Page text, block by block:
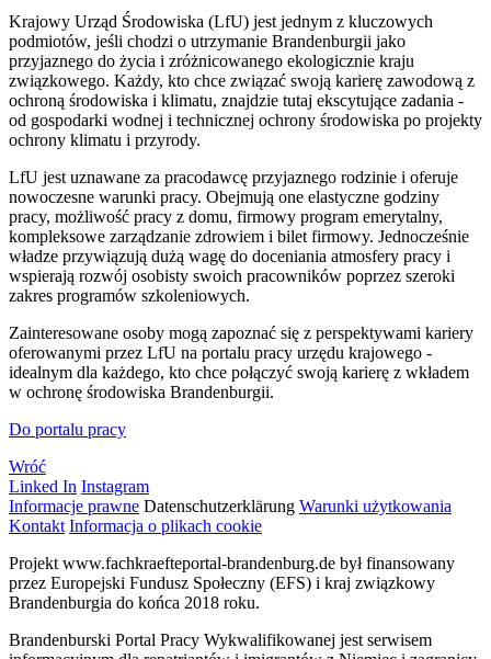
Krajowy Urząd Środowiska (LfU) jest jednym z kluczowych
podmiotów, jeśli chodzi o utrzymanie Brandenburgii jako
przyjaznego do życia i zróżnicowanego ekologicznie kraju
związkowego. Każdy, kto chce związać swoją karierę zawodową z
ochroną środowiska i klimatu, znajdzie tutaj ekscytujące zadania -
od gospodarki wodnej i technicznej ochrony środowiska po projekty
ochrony klimatu i przyrody.
LfU jest uznawane za pracodawcę przyjaznego rodzinie i oferuje
nowoczesne warunki pracy. Obejmują one elastyczne godziny
pracy, możliwość pracy z domu, firmowy program emerytalny,
kompleksowe zarządzanie zdrowiem i bilet firmowy. Jednocześnie
władze przywiązują dużą wagę do doceniania atmosfery pracy i
wspierają rozwój osobisty swoich pracowników poprzez szeroki
zakres programów szkoleniowych.
Zainteresowane osoby mogą zapoznać się z perspektywami kariery
oferowanymi przez LfU na portalu pracy urzędu krajowego -
idealnym dla każdego, kto chce połączyć swoją karierę z wkładem
w ochronę środowiska Brandenburgii.
Do portalu pracy
Wróć
Linked In Instagram
Informacje prawne Datenschutzerklärung Warunki użytkowania
Kontakt Informacja o plikach cookie
Projekt www.fachkraefteportal-brandenburg.de był finansowany
przez Europejski Fundusz Społeczny (EFS) i kraj związkowy
Brandenburgia do końca 2018 roku.
Brandenburski Portal Pracy Wykwalifikowanej jest serwisem